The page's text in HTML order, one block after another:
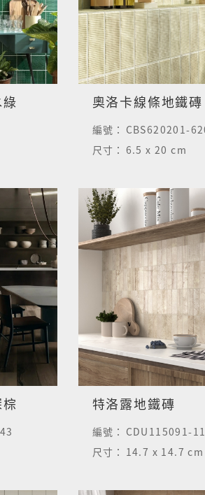
奧洛卡線條地鐵磚
編號： CBS620201-
尺寸： 6.5 x 20 cm
特洛露地鐵磚
編號： CDU115091-
尺寸： 14.7 x 14.7 cm